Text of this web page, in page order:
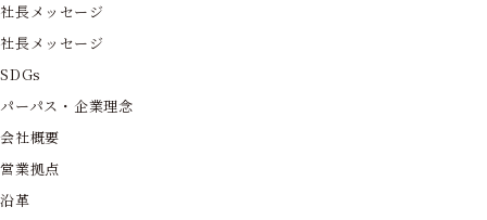
社長メッセージ
社長メッセージ
SDGs
パーパス・企業理念
会社概要
営業拠点
沿革